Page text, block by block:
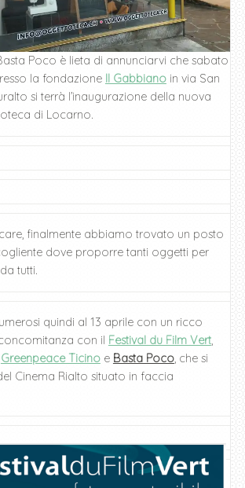
Poco è lieta di annunciarvi che sabato
la fondazione Il Gabbianoin via San
si terrà l’inaugurazione della nuova
di Locarno.
finalmente abbiamo trovato un posto
dove proporre tanti oggetti per
tutti.
quindi al 13 aprile con un ricco
con il Festival du Film Vert,
Greenpeace Ticinoe Basta Poco, che si
Cinema Rialto situato in faccia